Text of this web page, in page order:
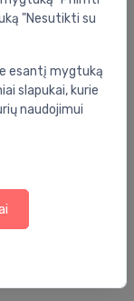
"Nesutikti su
esantį mygtuką
slapukai, kurie
naudojimui